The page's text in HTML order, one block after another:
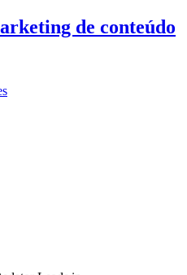
de conteúdo